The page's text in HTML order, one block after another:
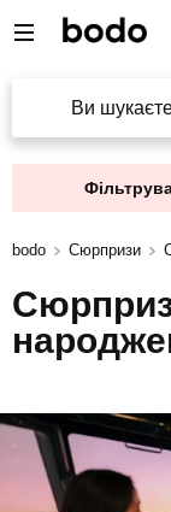
Ви
bodo Сюрпризи